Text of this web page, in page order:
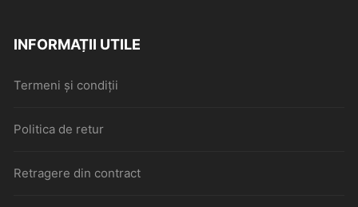
INFORMAȚII UTILE
Termeni și condiții
Politica de retur
Retragere din contract